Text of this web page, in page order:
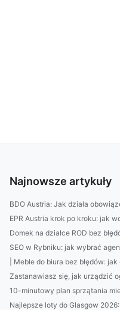
Najnowsze artykuły
BDO Austria: Jak działa
EPR Austria krok po kroku: jak
Domek na działce ROD bez
SEO w Rybniku: jak wybrać
| Meble do biura bez błędów:
Zastanawiasz się, jak urządzić
10-minutowy plan sprzątania
Najlepsze loty do Glasgow